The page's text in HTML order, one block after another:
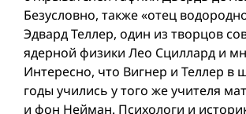
Безусловно, также «отец
Эдвард Теллер, один из творцов
ядерной физики Лео Сциллард и
Интересно, что Вигнер и Теллер в
годы учились у того же учителя
и фон Нейман. Психологи и